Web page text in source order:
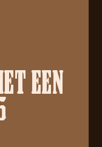
EEN